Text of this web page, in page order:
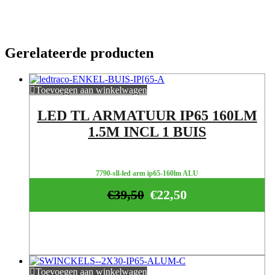
Gerelateerde producten
Toevoegen aan winkelwagen
LED TL ARMATUUR IP65 160LM
1.5M INCL 1 BUIS
7790-sll-led arm ip65-160lm ALU
€22,50
€39,50
Toevoegen aan winkelwagen